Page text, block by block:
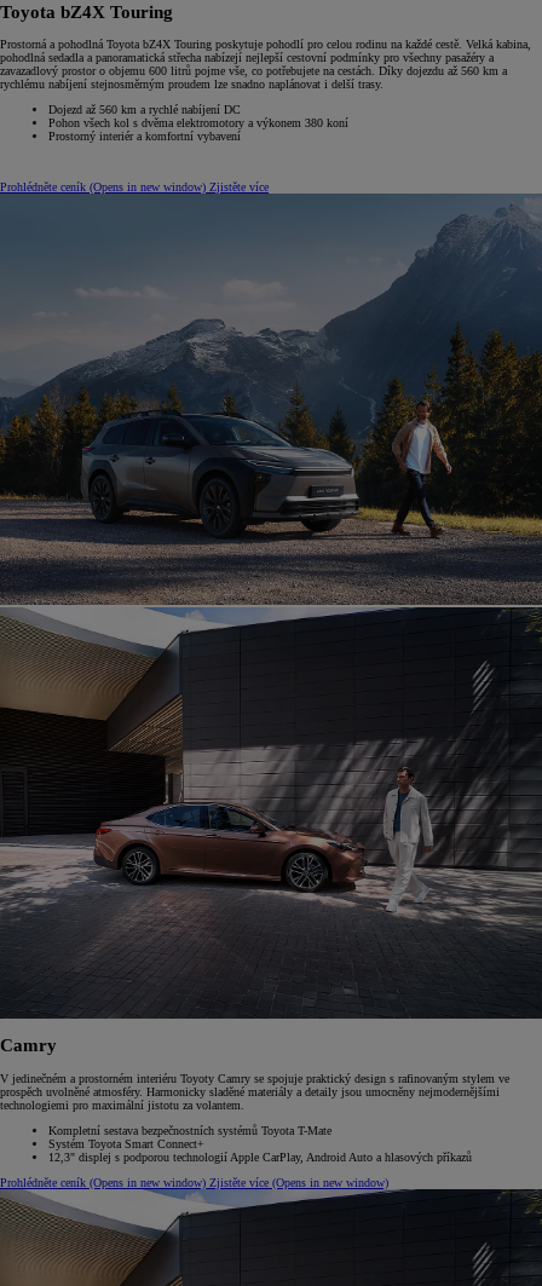
Toyota bZ4X Touring
Prostorná a pohodlná Toyota bZ4X Touring poskytuje pohodlí pro celou rodinu na každé cestě. Velká kabina,
pohodlná sedadla a panoramatická střecha nabízejí nejlepší cestovní podmínky pro všechny pasažéry a
zavazadlový prostor o objemu 600 litrů pojme vše, co potřebujete na cestách. Díky dojezdu až 560 km a
rychlému nabíjení stejnosměrným proudem lze snadno naplánovat i delší trasy.
Dojezd až 560 km a rychlé nabíjení DC
Pohon všech kol s dvěma elektromotory a výkonem 380 koní
Prostorný interiér a komfortní vybavení
Prohlédněte ceník (Opens in new window) Zjistěte více
Camry
V jedinečném a prostorném interiéru Toyoty Camry se spojuje praktický design s rafinovaným stylem ve
prospěch uvolněné atmosféry. Harmonicky sladěné materiály a detaily jsou umocněny nejmodernějšími
technologiemi pro maximální jistotu za volantem.
Kompletní sestava bezpečnostních systémů Toyota T-Mate
Systém Toyota Smart Connect+
12,3" displej s podporou technologií Apple CarPlay, Android Auto a hlasových příkazů
Prohlédněte ceník (Opens in new window) Zjistěte více (Opens in new window)